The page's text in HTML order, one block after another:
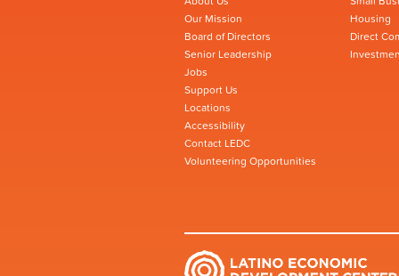
Our Mission
Board of Directors
Senior Leadership
Jobs
Support Us
Locations
Accessibility
Contact LEDC
Volunteering Opportunities
Housing
Direct